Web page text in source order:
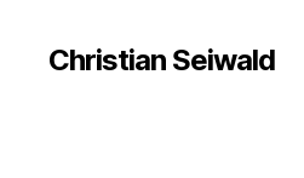
Christian Seiwald